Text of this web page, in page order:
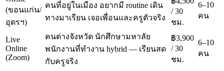
(ขอนแก่น/
อุดรฯ)
คนที่อยู่ในเมือง อยากมี routine เดิน
ทางมาเรียน เจอเพื่อนและครูตัวจริง
/ 30
ชม.
6–10
คน
Live
Online
(Zoom)
คนต่างจังหวัด นักศึกษามหาลัย
พนักงานที่ทำงาน hybrid — เรียนสด
กับครูจริง
฿3,900
/ 30
ชม.
6–10
คน